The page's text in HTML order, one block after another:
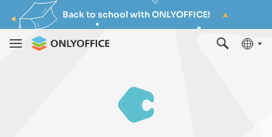
Back to school with ONLYOFFICE!